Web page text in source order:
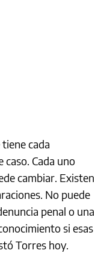
cada
Cada uno
cambiar. Existen
No puede
penal o una
si esas
Torres hoy.